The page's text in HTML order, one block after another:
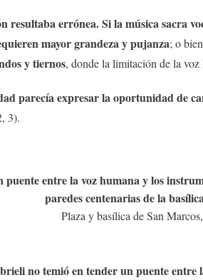
resultaba errónea. Si la música sacra
mayor grandeza y pujanza; o
y tiernos, donde la limitación de la
parecía expresar la oportunidad de
3).
entre la voz humana y los
paredes centenarias de la
Plaza y basílica de San
no temió en tender un puente entre